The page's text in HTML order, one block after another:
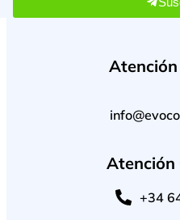
Atención
+34